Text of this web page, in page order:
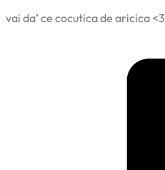
vai da’ ce cocutica de aricica <3